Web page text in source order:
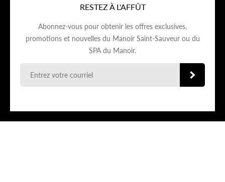
RESTEZ À L'AFFÛT
Abonnez-vous pour obtenir les offres exclusives,
promotions et nouvelles du Manoir Saint-Sauveur ou du
SPA du Manoir.